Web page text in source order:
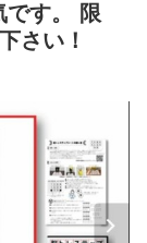
です。 限
さい！